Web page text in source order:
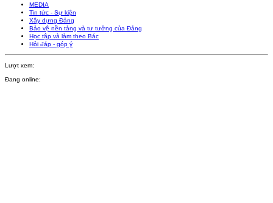
MEDIA
Tin tức - Sự kiện
Xây dựng Đảng
Bảo vệ nền tảng và tư tưởng của Đảng
Học tập và làm theo Bác
Hỏi đáp - góp ý
Lượt xem:
Đang online: